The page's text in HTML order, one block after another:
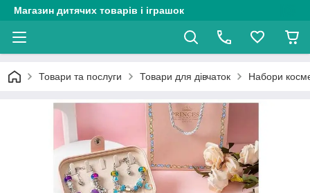
Магазин дитячих товарів і іграшок
Товари та послуги Товари для дівчаток Набори